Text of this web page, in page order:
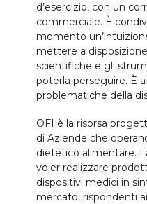
d’esercizio, con un
commerciale. È
momento
mettere a
scientifiche e gli
poterla perseguire. È
problematiche della
OFI è la risorsa
di Aziende che
dietetico alimentare.
voler realizzare
dispositivi medici in
mercato, rispondenti